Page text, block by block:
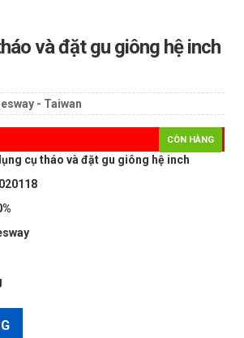
và đặt gu giông hệ inch
- Taiwan
CÒN HÀNG
cụ tháo và đặt gu giông hệ inch